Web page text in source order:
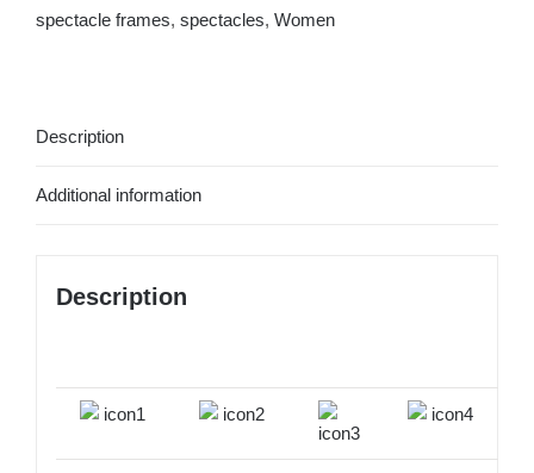
spectacle frames, spectacles, Women
Description
Additional information
Description